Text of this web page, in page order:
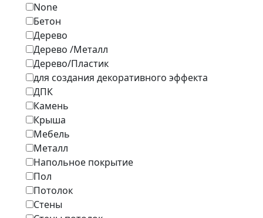
None
Бетон
Дерево
Дерево /Металл
Дерево/Пластик
для создания декоративного эффекта
ДПК
Камень
Крыша
Мебель
Металл
Напольное покрытие
Пол
Потолок
Стены